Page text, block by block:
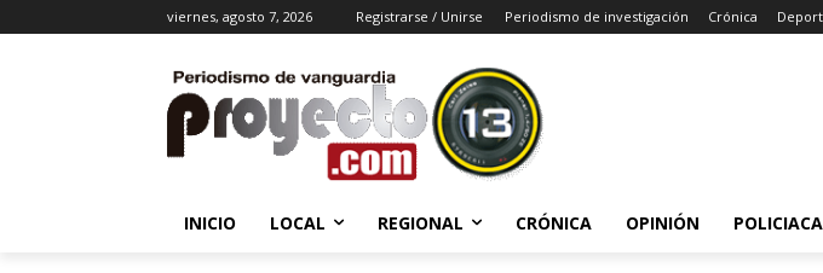
viernes, agosto 7, 2026 Registrarse / Unirse Periodismo de investigación Crónica
INICIO LOCAL REGIONAL CRÓNICA OPINIÓN POLICIACA